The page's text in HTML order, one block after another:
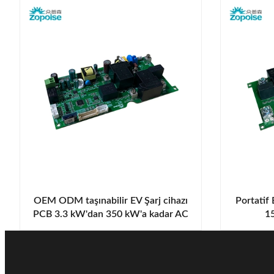
OEM ODM taşınabilir EV Şarj cihazı
PCB 3.3 kW'dan 350 kW'a kadar AC
Portatif